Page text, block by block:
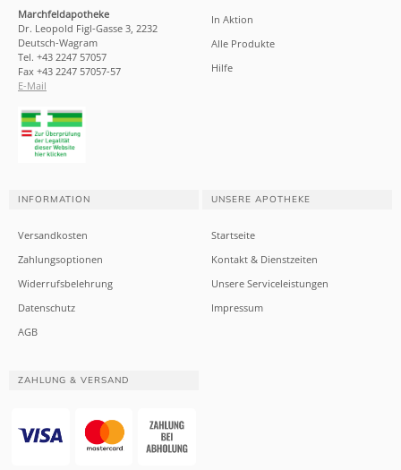
Marchfeldapotheke
Dr. Leopold Figl-Gasse 3, 2232
Deutsch-Wagram
Tel. +43 2247 57057
Fax +43 2247 57057-57
E-Mail
In Aktion
Alle Produkte
Hilfe
INFORMATION
Versandkosten
Zahlungsoptionen
Widerrufsbelehrung
Datenschutz
AGB
UNSERE APOTHEKE
Startseite
Kontakt & Dienstzeiten
Unsere Serviceleistungen
Impressum
ZAHLUNG & VERSAND